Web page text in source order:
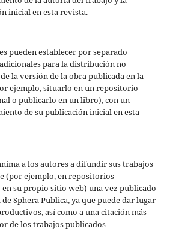
inicial en esta revista.
pueden establecer por separado
para la distribución no
la versión de la obra publicada en la
ejemplo, situarlo en un repositorio
o publicarlo en un libro), con un
de su publicación inicial en esta
a los autores a difundir sus trabajos
(por ejemplo, en repositorios
su propio sitio web) una vez publicado
Sphera Publica, ya que puede dar lugar
así como a una citación más
de los trabajos publicados